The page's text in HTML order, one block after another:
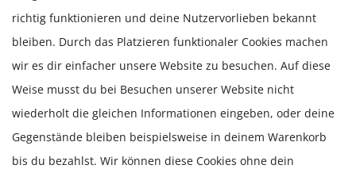
richtig funktionieren und deine Nutzervorlieben bekannt
bleiben. Durch das Platzieren funktionaler Cookies machen
wir es dir einfacher unsere Website zu besuchen. Auf diese
Weise musst du bei Besuchen unserer Website nicht
wiederholt die gleichen Informationen eingeben, oder deine
Gegenstände bleiben beispielsweise in deinem Warenkorb
bis du bezahlst. Wir können diese Cookies ohne dein